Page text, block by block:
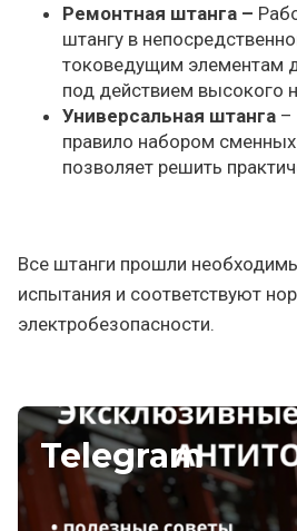
Telegram
Ремонтная штанга –
штангу в
токоведущим элементам
под действием высокого
Универсальная штанга –
правило набором
позволяет решить
Все штанги прошли
испытания и соответствуют
электробезопасности.